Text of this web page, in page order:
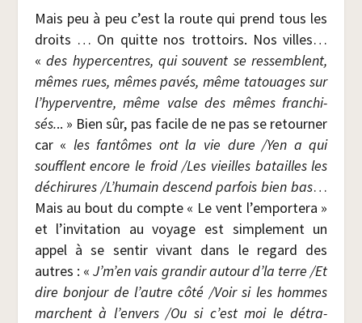
Mais peu à peu c’est la route qui prend tous les
droits … On quitte nos trot­toirs. Nos villes…
«des hyper­centres, qui sou­vent se res­semblent,
mêmes rues, mêmes pavés, même tatouages sur
l’hyperventre, même valse des mêmes fran­chi­
sés... » Bien sûr, pas facile de ne pas se retour­ner
car « les fan­tômes ont la vie dure /​Yen a qui
soufflent encore le froid /​Les vieilles batailles les
déchi­rures /​L’humain des­cend par­fois bien bas…
Mais au bout du compte « Le vent l’emportera »
et l’invitation au voyage est sim­ple­ment un
appel à se sen­tir vivant dans le regard des
autres : «J’m’en vais gran­dir autour d’la terre /​Et
dire bon­jour de l’autre côté /​Voir si les hommes
marchent à l’envers /​Ou si c’est moi le détra­